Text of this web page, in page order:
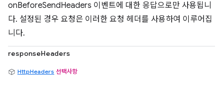
onBeforeSendHeaders 이벤트에 대한 응답으로만 사용됩니
다. 설정된 경우 요청은 이러한 요청 헤더를 사용하여 이루어집
니다.
responseHeaders
HttpHeaders 선택사항